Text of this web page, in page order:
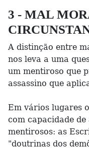
3 - MAL
A distinção entre
nos leva a uma
um mentiroso que
assassino que
Em vários lugares
com capacidade
mentirosos: as
"doutrinas dos